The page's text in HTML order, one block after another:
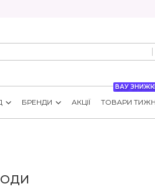
БРЕНДИ АКЦІЇ
ВАУ
ТОВАРИ